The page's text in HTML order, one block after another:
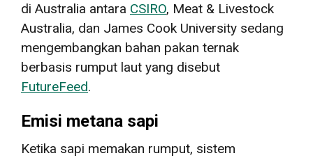
di Australia antara CSIRO, Meat & Livestock
Australia, dan James Cook University sedang
mengembangkan bahan pakan ternak
berbasis rumput laut yang disebut
FutureFeed.
Emisi metana sapi
Ketika sapi memakan rumput, sistem